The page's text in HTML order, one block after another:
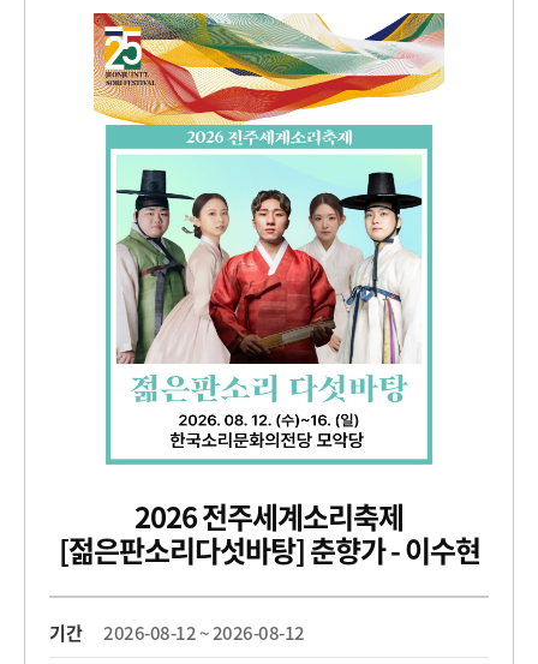
2026 전주세계소리축제
[젊은판소리다섯바탕] 춘향가 - 이수현
기간
2026-08-12 ~ 2026-08-12